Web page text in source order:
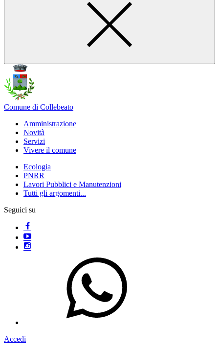
Comune di Collebeato
Amministrazione
Novità
Servizi
Vivere il comune
Ecologia
PNRR
Lavori Pubblici e Manutenzioni
Tutti gli argomenti...
Seguici su
Accedi